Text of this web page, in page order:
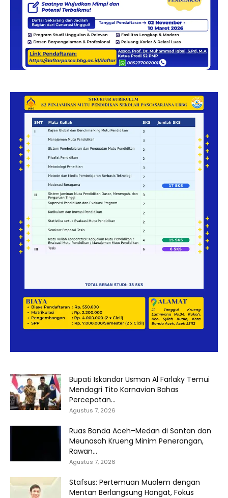
Bupati Iskandar Usman Al Farlaky Temui
Mendagri Tito Karnavian Bahas
Percepatan...
Agustus 7, 2026
Ruas Banda Aceh–Medan di Santan dan
Meunasah Krueng Minim Penerangan,
Rawan...
Agustus 7, 2026
Stafsus: Pertemuan Mualem dengan
Mentan Berlangsung Hangat, Fokus